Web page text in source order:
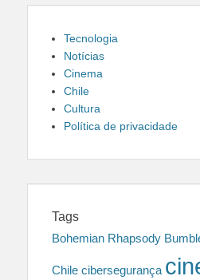
Tecnologia
Notícias
Cinema
Chile
Cultura
Política de privacidade
Tags
Bohemian Rhapsody
Chile cibersegurança